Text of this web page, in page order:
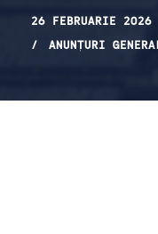
26 FEBRUARIE 2026
ANUNȚURI